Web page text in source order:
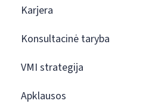
Karjera
Konsultacinė taryba
VMI strategija
Apklausos